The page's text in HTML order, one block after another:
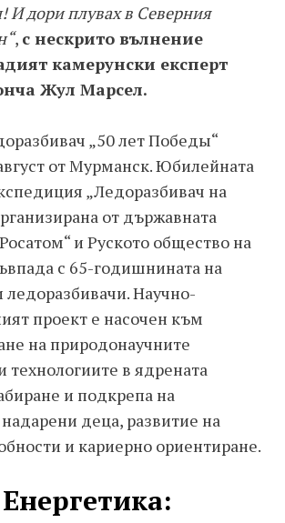
И дори плувах в Северния
, с нескрито вълнение
камерунски експерт
Жул Марсел.
„50 лет Победы“
от Мурманск. Юбилейната
„Ледоразбивач на
от държавната
и Руското общество на
с 65-годишнината на
Научно-
проект е насочен към
на природонаучните
технологиите в ядрената
и подкрепа на
деца, развитие на
и кариерно ориентиране.